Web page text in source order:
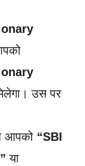
उस पर
आपको “SBI
या